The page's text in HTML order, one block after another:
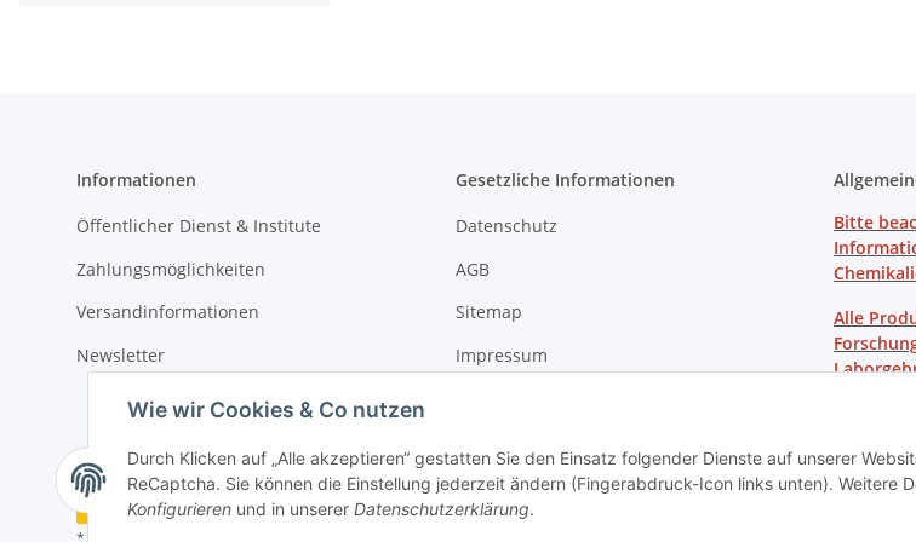
Wie wir Cookies & Co nutzen
Durch Klicken auf „Alle akzeptieren“ gestatten Sie den Einsatz folgender Dienste auf unserer
ReCaptcha. Sie können die Einstellung jederzeit ändern (Fingerabdruck-Icon links unten). Weitere
Konfigurieren und in unserer Datenschutzerklärung.
Informationen
Öffentlicher Dienst & Institute
Zahlungsmöglichkeiten
Versandinformationen
Newsletter
Gesetzliche Informationen
Datenschutz
AGB
Sitemap
Impressum
Bitte
Alle
Vertrag widerrufen
* Alle Preise zzgl. gesetzlicher USt., zzgl.